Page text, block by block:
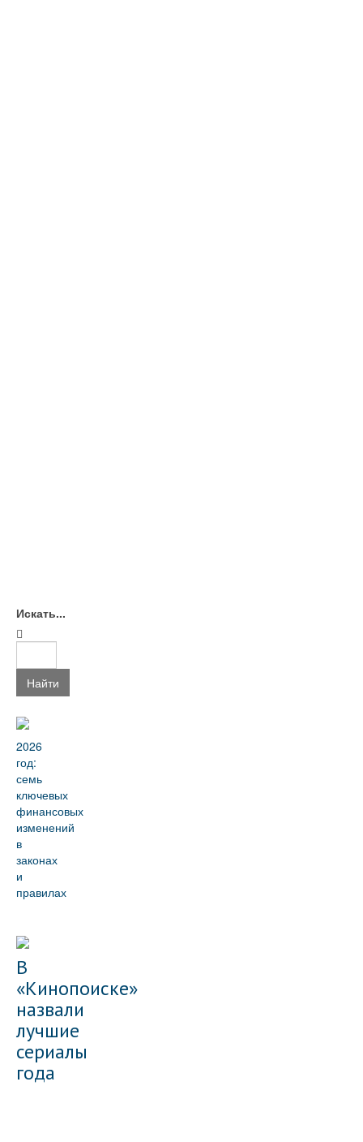
Искать...
Найти
2026
год:
семь
ключевых
финансовых
изменений
в
законах
и
правилах
В
«Кинопоиске»
назвали
лучшие
сериалы
года